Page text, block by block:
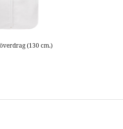
(130 cm.)